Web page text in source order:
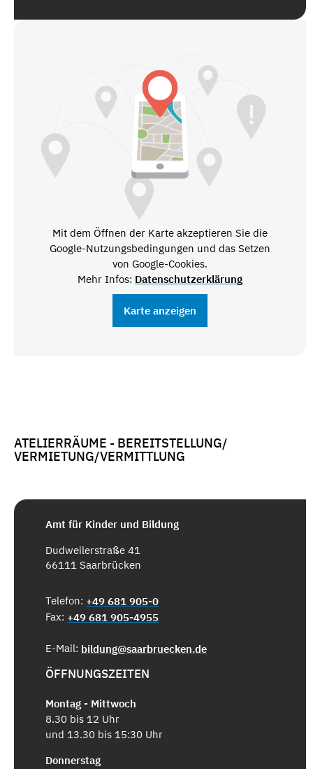
Mit dem Öffnen der Karte akzeptieren Sie die
Google-Nutzungsbedingungen und das Setzen
von Google-Cookies.
Mehr Infos: Datenschutzerklärung
Karte anzeigen
ATELIERRÄUME - BEREITSTELLUNG/
VERMIETUNG/VERMITTLUNG
Amt für Kinder und Bildung
Dudweilerstraße 41
66111 Saarbrücken
Telefon: +49 681 905-0
Fax: +49 681 905-4955
E-Mail: bildung@saarbruecken.de
ÖFFNUNGSZEITEN
Montag - Mittwoch
8.30 bis 12 Uhr
und 13.30 bis 15:30 Uhr
Donnerstag